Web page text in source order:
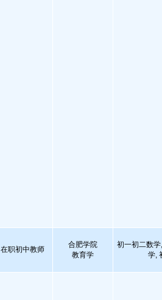
在职初中教师
合肥学院
教育学
初一初二数
学,